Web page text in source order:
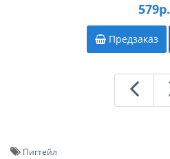
579р.
Предзаказ
Пигтейл